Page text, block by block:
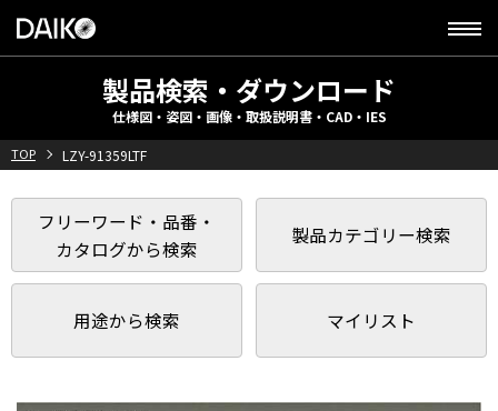
製品検索・ダウンロード
仕様図・姿図・画像・取扱説明書・CAD・IES
TOP LZY-91359LTF
フリーワード・品番・
カタログから検索
製品カテゴリー検索
用途から検索 マイリスト